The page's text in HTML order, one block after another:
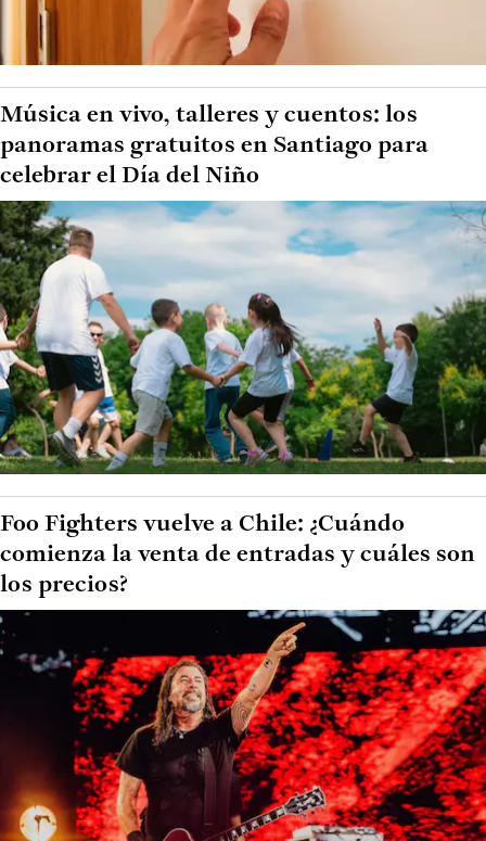
Música en vivo, talleres y cuentos: los
panoramas gratuitos en Santiago para
celebrar el Día del Niño
Foo Fighters vuelve a Chile: ¿Cuándo
comienza la venta de entradas y cuáles son
los precios?